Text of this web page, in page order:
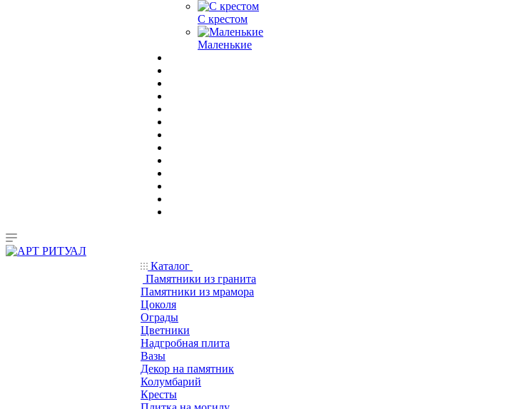
С крестом
Маленькие
Каталог
Памятники из гранита
Памятники из мрамора
Цоколя
Ограды
Цветники
Надгробная плита
Вазы
Декор на памятник
Колумбарий
Кресты